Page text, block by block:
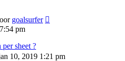
goalsurfer
pm
sheet ?
10, 2019 1:21 pm